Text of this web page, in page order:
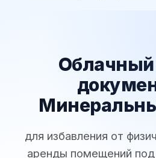
Облачный
для избавления от
аренды помещений